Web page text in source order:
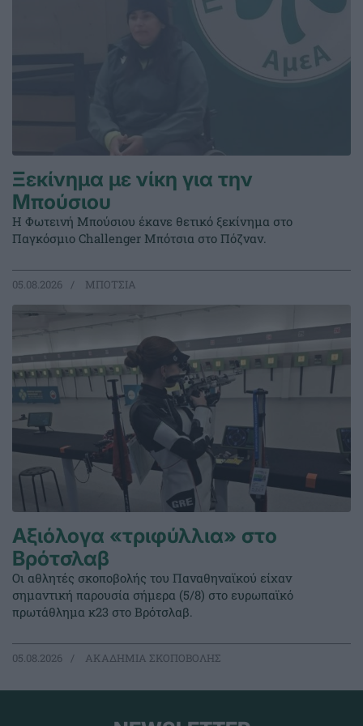
Ξεκίνημα με νίκη για την
Μπούσιου
Η Φωτεινή Μπούσιου έκανε θετικό ξεκίνημα στο
Παγκόσμιο Challenger Μπότσια στο Πόζναν.
05.08.2026 ΜΠΟΤΣΙΑ
Αξιόλογα «τριφύλλια» στο
Βρότσλαβ
Οι αθλητές σκοποβολής του Παναθηναϊκού είχαν
σημαντική παρουσία σήμερα (5/8) στο ευρωπαϊκό
πρωτάθλημα κ23 στο Βρότσλαβ.
05.08.2026 ΑΚΑΔΗΜΙΑ ΣΚΟΠΟΒΟΛΗΣ